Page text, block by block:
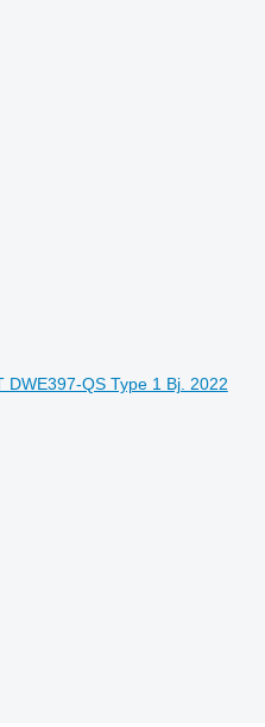
DWE397-QS Type 1 Bj. 2022